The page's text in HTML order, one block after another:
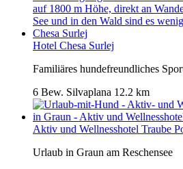
Hotel Chesa Surlej
Familiäres hundefreundliches
6 Bew. Silvaplana 12.2 km
Aktiv und Wellnesshotel Traube
Urlaub in Graun am Reschensee